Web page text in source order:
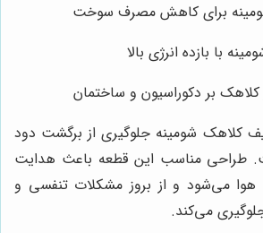
برای کاهش مصرف سوخت
با بازده انرژی بالا
کلاهک بر دکوراسیون و ساختمان
کلاهک شومینه جلوگیری از برگشت دود
طراحی مناسب این قطعه باعث هدایت
می‌شود و از بروز مشکلات تنفسی و
می‌کند.